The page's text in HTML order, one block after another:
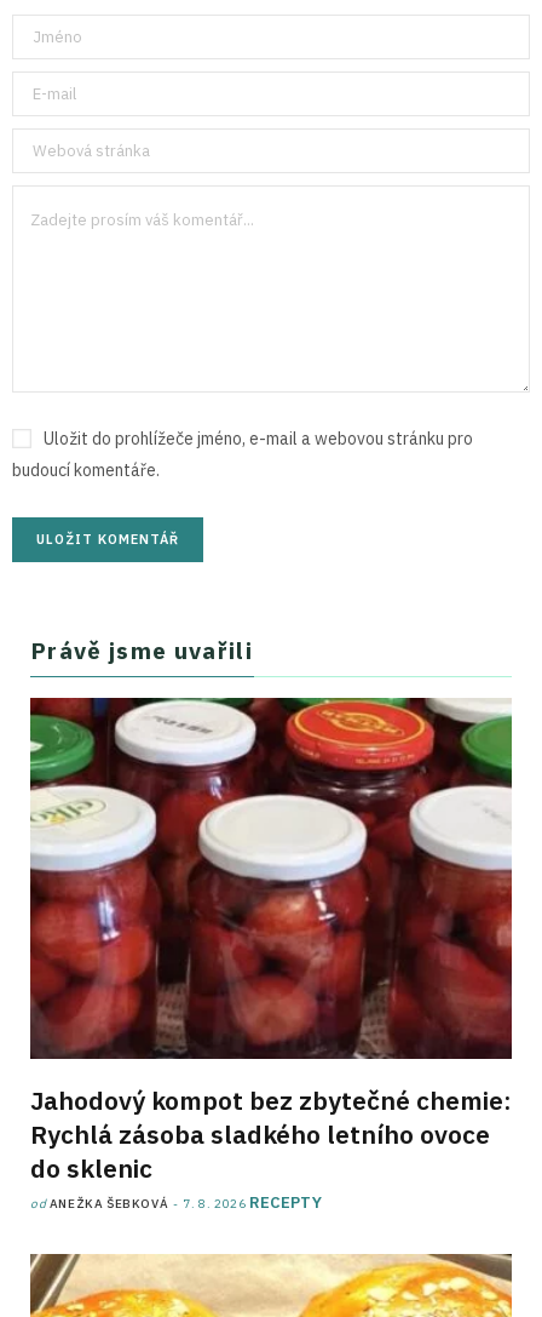
Uložit do prohlížeče jméno, e-mail a webovou stránku pro
budoucí komentáře.
Právě jsme uvařili
Jahodový kompot bez zbytečné chemie:
Rychlá zásoba sladkého letního ovoce
do sklenic
odANEŽKA ŠEBKOVÁ 7. 8. 2026 RECEPTY